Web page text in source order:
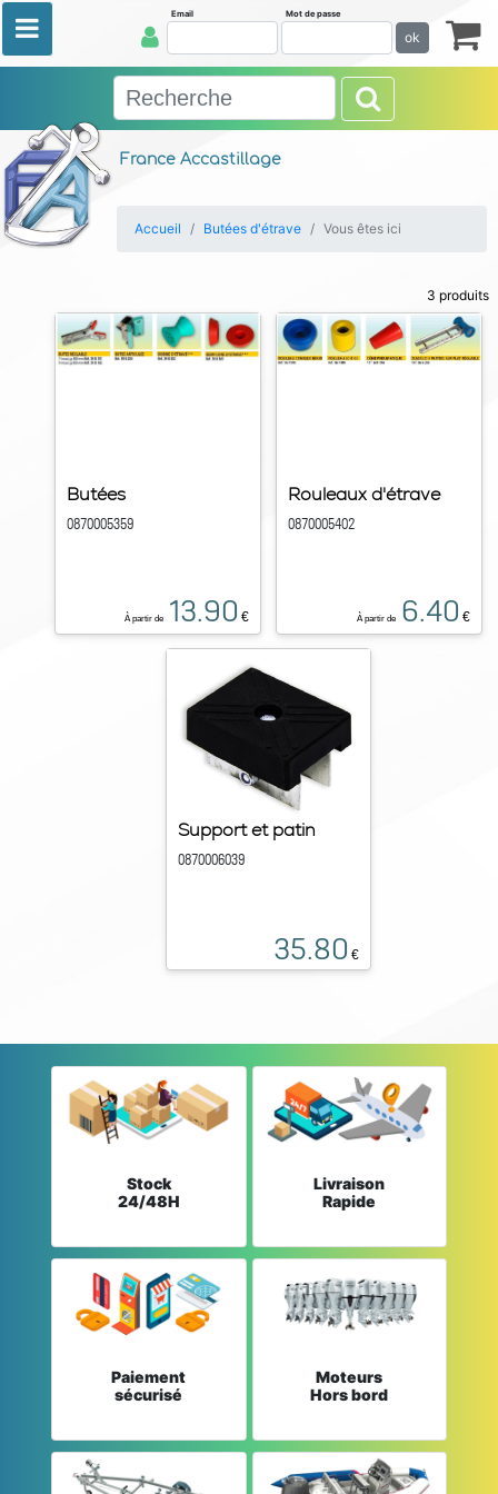
France Accastillage
Email Mot de passe
ok
Accueil Butées d'étrave Vous êtes ici
3 produits
Butées
0870005359
À partir de 13.90 €
Rouleaux d'étrave
0870005402
À partir de 6.40 €
Support et patin
0870006039
35.80 €
Stock
24/48H
Livraison
Rapide
Paiement
sécurisé
Moteurs
Hors bord